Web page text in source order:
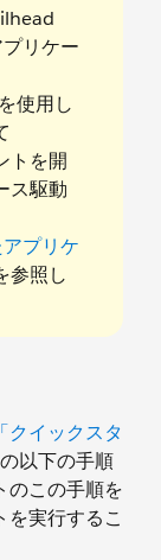
リケー
使用し
トを開
ス駆動
プリケ
参照し
「クイックスタ
の以下の手順
のこの手順を
を実行するこ